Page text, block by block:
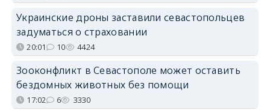
Украинские дроны заставили севастопольцев
задуматься о страховании
20:01 10 4424
Зооконфликт в Севастополе может оставить
бездомных животных без помощи
17:02 6 3330